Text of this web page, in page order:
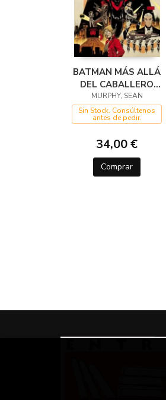
BATMAN MÁS ALLÁ
DEL CABALLERO
BLANCO
MURPHY, SEAN
Sin Stock. Consúltenos
antes de pedir.
34,00 €
Comprar